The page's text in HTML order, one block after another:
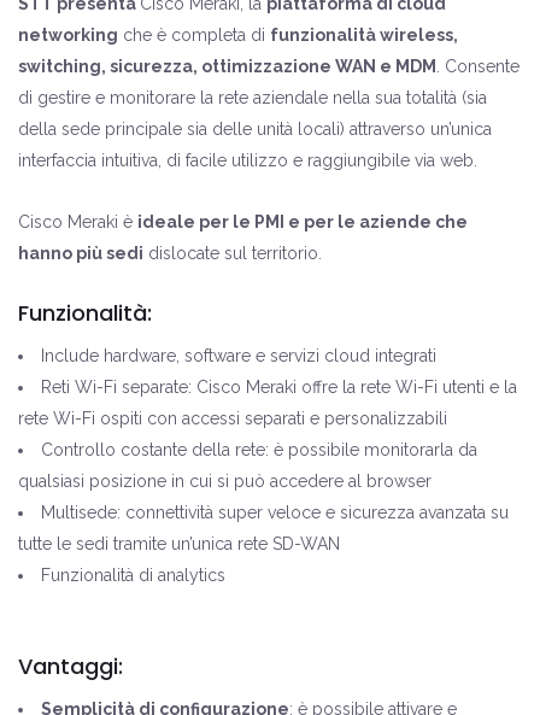
networking che è completa di funzionalità wireless,
switching, sicurezza, ottimizzazione WAN e MDM
. Consente
di gestire e monitorare la rete aziendale nella sua totalità (sia
della sede principale sia delle unità locali) attraverso un’unica
interfaccia intuitiva, di facile utilizzo e raggiungibile via web.
Cisco Meraki è ideale per le PMI e per le aziende che
hanno più sedi dislocate sul territorio.
Funzionalità:
Include hardware, software e servizi cloud integrati
Reti Wi-Fi separate: Cisco Meraki offre la rete Wi-Fi utenti e la
rete Wi-Fi ospiti con accessi separati e personalizzabili
Controllo costante della rete: è possibile monitorarla da
qualsiasi posizione in cui si può accedere al browser
Multisede: connettività super veloce e sicurezza avanzata su
tutte le sedi tramite un’unica rete SD-WAN
Funzionalità di analytics
Vantaggi:
Semplicità di configurazione: è possibile attivare e